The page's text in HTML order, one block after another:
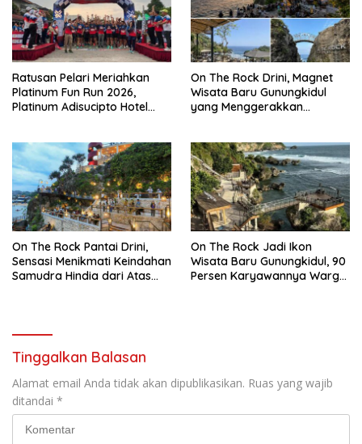
Ratusan Pelari Meriahkan
Platinum Fun Run 2026,
Platinum Adisucipto Hotel
On The Rock Drini, Magnet
Wisata Baru Gunungkidul
yang Menggerakkan
On The Rock Pantai Drini,
Sensasi Menikmati Keindahan
Samudra Hindia dari Atas
On The Rock Jadi Ikon
Wisata Baru Gunungkidul, 90
Persen Karyawannya Warga
Tinggalkan Balasan
Alamat email Anda tidak akan dipublikasikan. Ruas yang wajib
ditandai *